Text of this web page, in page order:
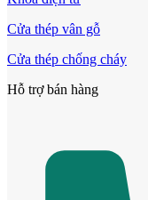
Tuyển Dụng
Cửa thép vân gỗ
Cửa thép chống cháy
Hỗ trợ bán hàng